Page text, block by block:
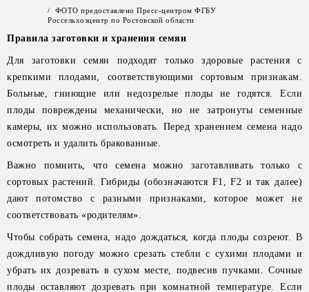
/ ФОТО предоставлено Пресс-центром ФГБУ
Россельхозцентр по Ростовской области
Правила заготовки и хранения семян
Для заготовки семян подходят только здоровые растения с
крепкими плодами, соответствующими сортовым признакам.
Больные, гниющие или недозрелые плоды не годятся. Если
плоды повреждены механически, но не затронуты семенные
камеры, их можно использовать. Перед хранением семена надо
осмотреть и удалить бракованные.
Важно помнить, что семена можно заготавливать только с
сортовых растений. Гибриды (обозначаются F1, F2 и так далее)
дают потомство с разными признаками, которое может не
соответствовать «родителям».
Чтобы собрать семена, надо дождаться, когда плоды созреют. В
дождливую погоду можно срезать стебли с сухими плодами и
убрать их дозревать в сухом месте, подвесив пучками. Сочные
плоды оставляют дозревать при комнатной температуре. Если